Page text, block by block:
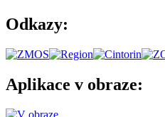
Odkazy:
Aplikace v obraze: